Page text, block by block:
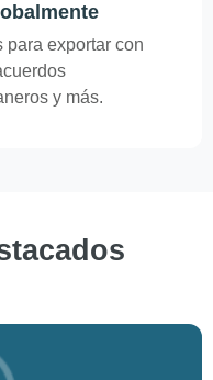
para exportar con
y más.